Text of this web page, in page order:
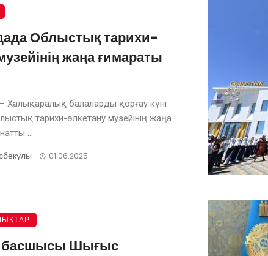
Облыстық тарихи-
жаңа ғимараты
Халықаралық балаларды қорғау күні
тарихи-өлкетану музейінің жаңа
...
01.06.2025
басшысы Шығыс